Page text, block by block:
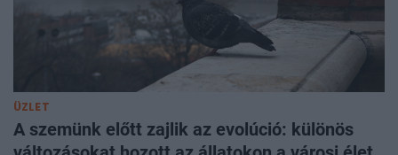
ÜZLET
A szemünk előtt zajlik az evolúció: különös